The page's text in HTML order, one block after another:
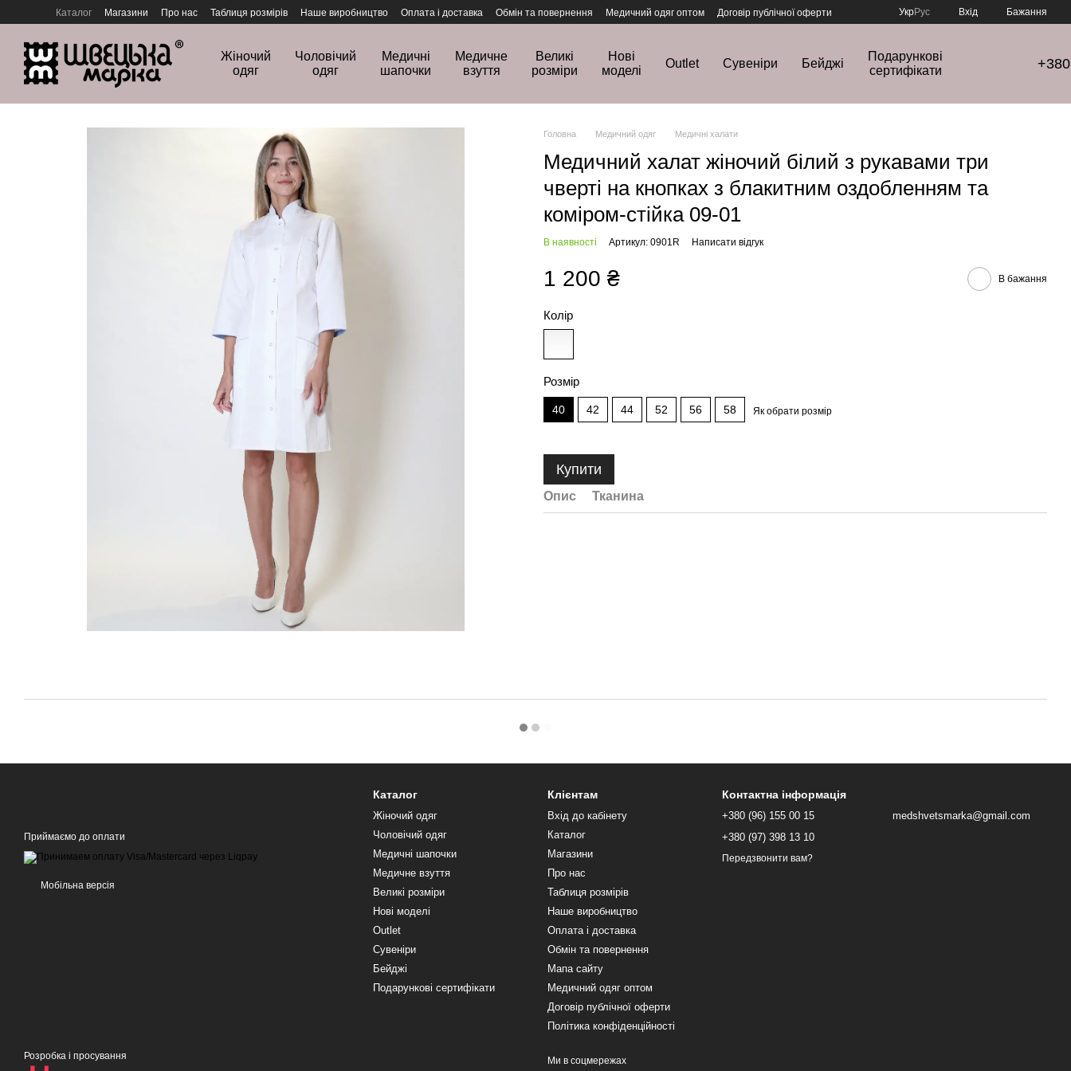
Перейти до основного контенту
Каталог Магазини Про нас Таблиця розмірів Наше виробництво Оплата і доставка Обмін та повернення Медичний одяг оптом
Договір публічної оферти
УкрРус Вхід Бажання
Жіночий
одяг
Чоловічий
одяг
Медичні
шапочки
Медичне
взуття
Великі
розміри
Нові
моделі
Outlet Сувеніри Бейджі
Подарункові
сертифікати
Головна Медичний одяг Медичні халати
Медичний халат жіночий білий з рукавами три
чверті на кнопках з блакитним оздобленням та
коміром-стійка 09-01
В наявності Артикул: 0901R Написати відгук
1 200 ₴ В бажання
Колір
Розмір
40 42 44 52 56 58 Як обрати розмір
Купити
Опис Тканина
Приймаємо до оплати
Мобільна версія
Розробка і просування
Каталог
Жіночий одяг
Чоловічий одяг
Медичні шапочки
Медичне взуття
Великі розміри
Нові моделі
Outlet
Сувеніри
Бейджі
Подарункові сертифікати
Клієнтам
Вхід до кабінету
Каталог
Магазини
Про нас
Таблиця розмірів
Наше виробництво
Оплата і доставка
Обмін та повернення
Мапа сайту
Медичний одяг оптом
Договір публічної оферти
Політика конфіденційності
Ми в соцмережах
Контактна інформація
+380 (96) 155 00 15
+380 (97) 398 13 10
Передзвонити вам?
medshvetsmarka@gmail.com